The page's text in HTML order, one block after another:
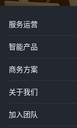
服务运营
智能产品
商务方案
关于我们
加入团队